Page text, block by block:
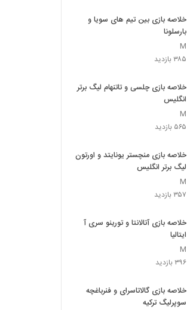
خلاصه بازی بین تیم های سویا و
بارسلونا
M
۳۸۵ بازدید
خلاصه بازی چلسی و تاتنهام لیگ برتر
انگلیس
M
۵۶۵ بازدید
خلاصه بازی منچستر یونایتد و اورتون
لیگ برتر انگلیس
M
۳۵۷ بازدید
خلاصه بازی آتالانتا و تورینو سری آ
ایتالیا
M
۳۹۶ بازدید
خلاصه بازی گالاتاسرای و فنرباغچه
سوپرلیگ ترکیه